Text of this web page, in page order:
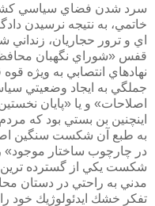
سرد شدن فضاي سياسي
خاتمي، به نتيجه نرسيدن
اي و ترور حجاريان،
قفس «شوراي نگهبان
نهادهاي انتصابي به ويژه
جملگي به ايجاد وضعيتي
اصلاحات» و يا «پايان
اينچنين بن بستي بود كه
به طبع آن شكست سنگين
در چارچوب ساختار موجود»
شكست يكي از گسترده ترين
مدني به راحتي در دستان
تفكر خشك ايدئولوژيك خود